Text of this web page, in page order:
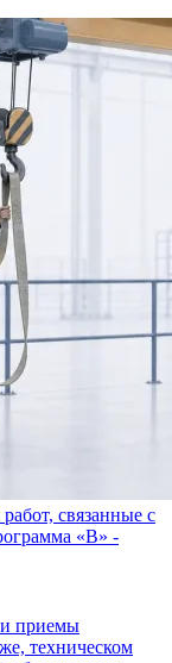
связанные с
«В» -